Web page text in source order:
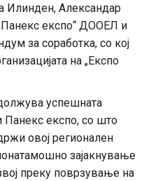
Илинден, Александар
експо“ ДООЕЛ и
за соработка, со кој
на „Експо
успешната
Панекс експо, со што
овој регионален
зајакнување
преку поврзување на